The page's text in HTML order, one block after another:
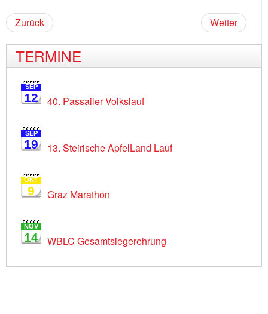
Zurück Weiter
TERMINE
SEP
12 40. Passailer Volkslauf
SEP
19 13. Steirische ApfelLand Lauf
OKT
9 Graz Marathon
NOV
14 WBLC Gesamtsiegerehrung
Termine